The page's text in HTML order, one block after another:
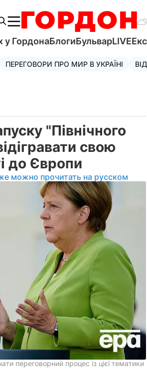
у ГордонаБлогиБульварLIVE
ПЕРЕГОВОРИ ПРО МИР В УКРАЇНІ
"Північного
свою
до Європи
можно прочитать на русском
переговорний процес із цієї тематики